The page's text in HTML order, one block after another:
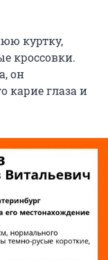
куртку,
кроссовки.
он
карие глаза и